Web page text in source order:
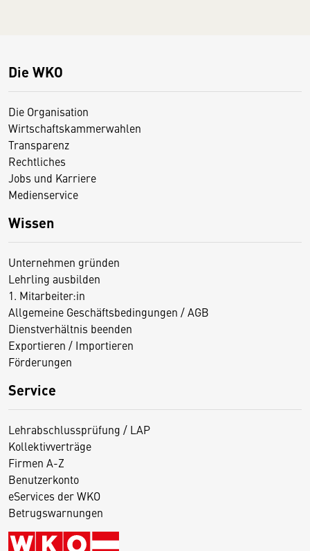
Die WKO
Die Organisation
Wirtschaftskammerwahlen
Transparenz
Rechtliches
Jobs und Karriere
Medienservice
Wissen
Unternehmen gründen
Lehrling ausbilden
1. Mitarbeiter:in
Allgemeine Geschäftsbedingungen / AGB
Dienstverhältnis beenden
Exportieren / Importieren
Förderungen
Service
Lehrabschlussprüfung / LAP
Kollektivverträge
Firmen A-Z
Benutzerkonto
eServices der WKO
Betrugswarnungen